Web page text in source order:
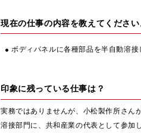
現在の仕事の内容を教えてください
ボディパネルに各種部品を半自動溶
印象に残っている仕事は？
実務ではありませんが、小松製作所さん
溶接部門に、共和産業の代表として参加